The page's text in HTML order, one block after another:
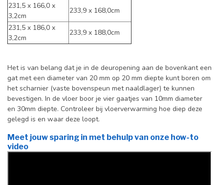
231,5 x 166,0 x
3,2cm
233,9 x 168,0cm
231,5 x 186,0 x
3,2cm
233,9 x 188,0cm
Het is van belang dat je in de deuropening aan de bovenkant een
gat met een diameter van 20 mm op 20 mm diepte kunt boren om
het scharnier (vaste bovenspeun met naaldlager) te kunnen
bevestigen. In de vloer boor je vier gaatjes van 10mm diameter
en 30mm diepte. Controleer bij vloerverwarming hoe diep deze
gelegd is en waar deze loopt.
Meet jouw sparing in met behulp van onze how-to
video